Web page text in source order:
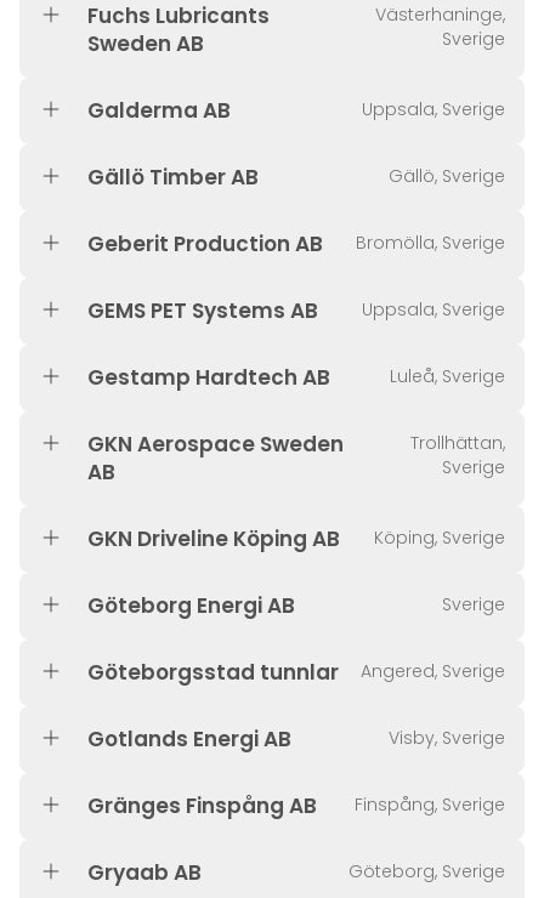
Fuchs Lubricants
Sweden AB
Västerhaninge,
Sverige
Galderma AB Uppsala, Sverige
Gällö Timber AB Gällö, Sverige
Geberit Production AB Bromölla, Sverige
GEMS PET Systems AB Uppsala, Sverige
Gestamp Hardtech AB Luleå, Sverige
GKN Aerospace Sweden
AB
Trollhättan,
Sverige
GKN Driveline Köping AB Köping, Sverige
Göteborg Energi AB Sverige
Göteborgsstad tunnlar Angered, Sverige
Gotlands Energi AB Visby, Sverige
Gränges Finspång AB Finspång, Sverige
Gryaab AB Göteborg, Sverige